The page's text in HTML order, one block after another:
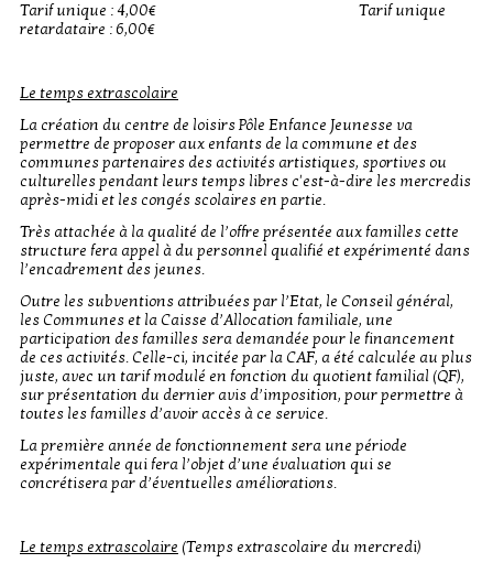
Tarif unique : 4,00€ Tarif unique
retardataire : 6,00€
Le temps extrascolaire
La création du centre de loisirs Pôle Enfance Jeunesse va
permettre de proposer aux enfants de la commune et des
communes partenaires des activités artistiques, sportives ou
culturelles pendant leurs temps libres c'est-à-dire les mercredis
après-midi et les congés scolaires en partie.
Très attachée à la qualité de l’offre présentée aux familles cette
structure fera appel à du personnel qualifié et expérimenté dans
l’encadrement des jeunes.
Outre les subventions attribuées par l’Etat, le Conseil général,
les Communes et la Caisse d’Allocation familiale, une
participation des familles sera demandée pour le financement
de ces activités. Celle-ci, incitée par la CAF, a été calculée au plus
juste, avec un tarif modulé en fonction du quotient familial (QF),
sur présentation du dernier avis d’imposition, pour permettre à
toutes les familles d’avoir accès à ce service.
La première année de fonctionnement sera une période
expérimentale qui fera l’objet d’une évaluation qui se
concrétisera par d’éventuelles améliorations.
Le temps extrascolaire (Temps extrascolaire du mercredi)